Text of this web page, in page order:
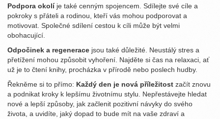
Podpora okolíje také cenným spojencem. Sdílejte své cíle a
pokroky s přáteli a rodinou, kteří vás mohou podporovat a
motivovat. Společné sdílení cestou k cíli může být velmi
obohacující.
Odpočinek a regenerace jsou také důležité. Neustálý stres a
přetížení mohou způsobit vyhoření. Najděte si čas na relaxaci, ať
už je to čtení knihy, procházka v přírodě nebo poslech hudby.
Řekněme si to přímo: Každý den je nová příležitost začít znovu
a podnikat kroky k lepšímu životnímu stylu. Nepřestávejte hledat
nové a lepší způsoby, jak začlenit pozitivní návyky do svého
života, a uvidíte, jaký dopad to bude mít na vaše zdraví a